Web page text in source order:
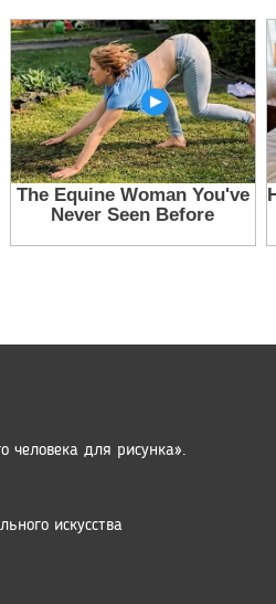
человека для рисунка».
искусства